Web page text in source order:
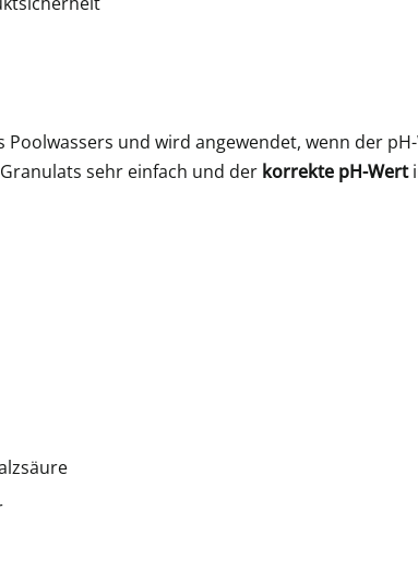
und wird angewendet, wenn der
sehr einfach und der korrekte pH-Wert